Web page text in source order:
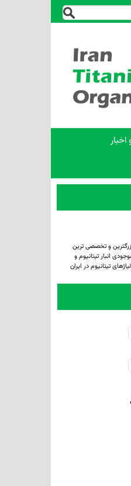
اخبار
انبار تیتانیوم و
تیتانیوم در ایران